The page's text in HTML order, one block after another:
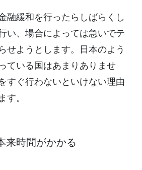
融緩和を行ったらしばらくし
い、場合によっては急いでテ
せようとします。日本のよう
ている国はあまりありませ
すぐ行わないといけない理由
。
来時間がかかる